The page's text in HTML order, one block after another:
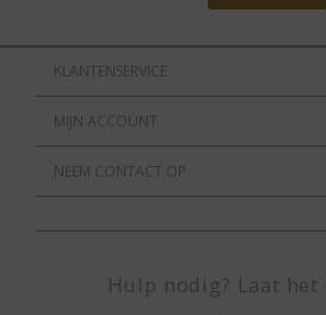
KLANTENSERVICE
MIJN ACCOUNT
NEEM CONTACT OP
Hulp nodig? Laat het